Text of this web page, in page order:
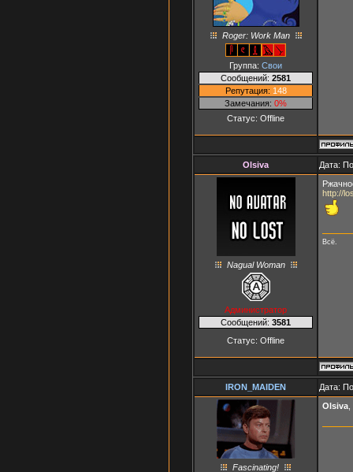
Roger: Work Man
Группа: Свои
Сообщений: 2581
Репутация: 148
Замечания: 0%
Статус: Offline
Olsiva Дата:
Nagual Woman
Администратор
Сообщений: 3581
Статус: Offline
http://
Всё.
IRON_MAIDEN Дата:
Fascinating!
Olsiva